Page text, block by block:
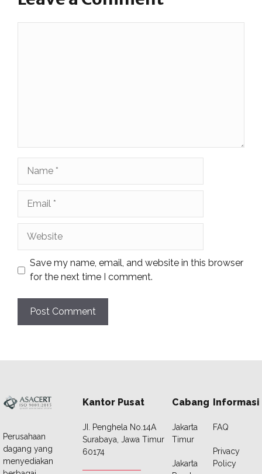
Save my name, email, and website in this browser
for the next time I comment.
Perusahaan
dagang yang
menyediakan
Kantor Pusat
JI. Penghela No.14A
Surabaya, Jawa Timur
60174
Cabang
Jakarta
Timur
Jakarta
Informasi
FAQ
Privacy
Policy